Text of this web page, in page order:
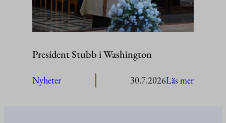
President Stubb i Washington
Nyheter 30.7.2026Läs mer: